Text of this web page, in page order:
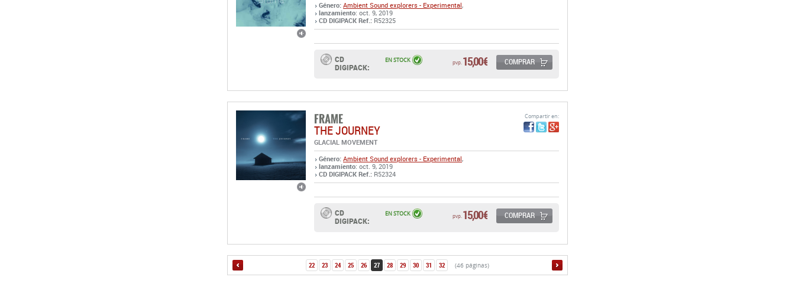
Género: Ambient Sound explorers - Experimental,
lanzamiento: oct. 9, 2019
CD DIGIPACK Ref.: R52325
CD
DIGIPACK:
pvp. 15,00 €
EN STOCK COMPRAR
FRAME
THE JOURNEY
GLACIAL MOVEMENT
Género: Ambient Sound explorers - Experimental,
lanzamiento: oct. 9, 2019
CD DIGIPACK Ref.: R52324
Compartir en:
CD
DIGIPACK:
pvp. 15,00 €
EN STOCK COMPRAR
22 23 24 25 26 27 28 29 30 31 32 (46 páginas)